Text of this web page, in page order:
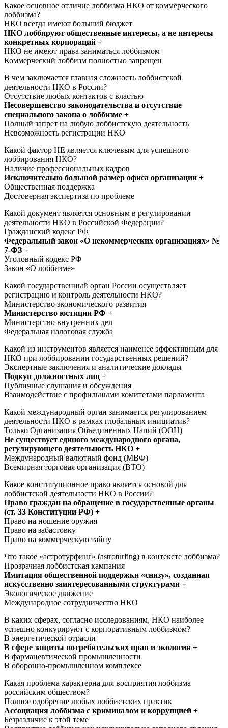
Какое основное отличие лоббизма НКО от коммерческого
лоббизма?
НКО всегда имеют больший бюджет
НКО лоббируют общественные интересы, а не интересы
конкретных корпораций +
НКО не имеют права заниматься лоббизмом
Коммерческий лоббизм полностью запрещен
В чем заключается главная сложность лоббистской
деятельности НКО в России?
Отсутствие любых контактов с властью
Несовершенство законодательства и отсутствие
специального закона о лоббизме +
Полный запрет на любую лоббистскую деятельность
Невозможность регистрации НКО
Какой фактор НЕ является ключевым для успешного
лоббирования НКО?
Наличие профессиональных кадров
Исключительно большой размер офиса организации +
Общественная поддержка
Достоверная экспертиза по проблеме
Какой документ является основным в регулировании
деятельности НКО в Российской Федерации?
Гражданский кодекс РФ
Федеральный закон «О некоммерческих организациях» №
7-ФЗ +
Уголовный кодекс РФ
Закон «О лоббизме»
Какой государственный орган России осуществляет
регистрацию и контроль деятельности НКО?
Министерство экономического развития
Министерство юстиции РФ +
Министерство внутренних дел
Федеральная налоговая служба
Какой из инструментов является наименее эффективным для
НКО при лоббировании государственных решений?
Экспертные заключения и аналитические доклады
Подкуп должностных лиц +
Публичные слушания и обсуждения
Взаимодействие с профильными комитетами парламента
Какой международный орган занимается регулированием
деятельности НКО в рамках глобальных инициатив?
Только Организация Объединенных Наций (ООН)
Не существует единого международного органа,
регулирующего деятельность НКО +
Международный валютный фонд (МВФ)
Всемирная торговая организация (ВТО)
Какое конституционное право является основой для
лоббистской деятельности НКО в России?
Право граждан на обращение в государственные органы
(ст. 33 Конституции РФ) +
Право на ношение оружия
Право на забастовку
Право на коммерческую тайну
Что такое «астротурфинг» (astroturfing) в контексте лоббизма?
Прозрачная лоббистская кампания
Имитация общественной поддержки «снизу», созданная
искусственно заинтересованными структурами +
Экологическое движение
Международное сотрудничество НКО
В каких сферах, согласно исследованиям, НКО наиболее
успешно конкурируют с корпоративным лоббизмом?
В энергетической отрасли
В сфере защиты потребительских прав и экологии +
В фармацевтической промышленности
В оборонно-промышленном комплексе
Какая проблема характерна для восприятия лоббизма
российским обществом?
Полное одобрение любых лоббистских практик
Ассоциация лоббизма с криминалом и коррупцией +
Безразличие к этой теме